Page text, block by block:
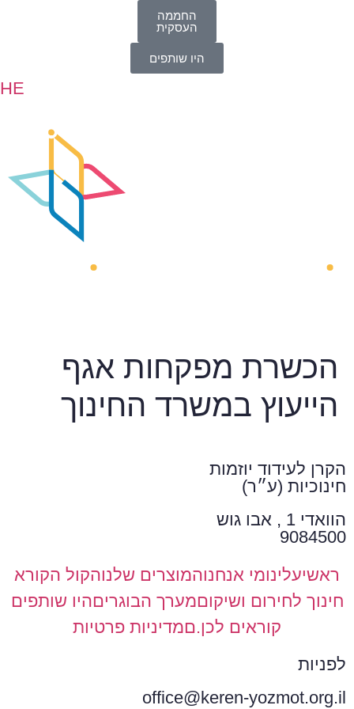
החממה
העסקית
היו שותפים
HE
הכשרת מפקחות אגף
הייעוץ במשרד החינוך
הקרן לעידוד יוזמות
חינוכיות (ע״ר)
הוואדי 1 , אבו גוש
9084500
ראשיעלינומי אנחנוהמוצרים שלנוהקול הקורא
חינוך לחירום ושיקוםמערך הבוגריםהיו שותפים
קוראים לכן.םמדיניות פרטיות
לפניות
office@keren-yozmot.org.il